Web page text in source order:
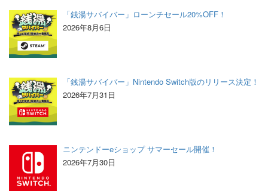
「銭湯サバイバー」ローンチセール20%OFF！
2026年8月6日
「銭湯サバイバー」Nintendo Switch版のリリース決定！
2026年7月31日
ニンテンドーeショップ サマーセール開催！
2026年7月30日